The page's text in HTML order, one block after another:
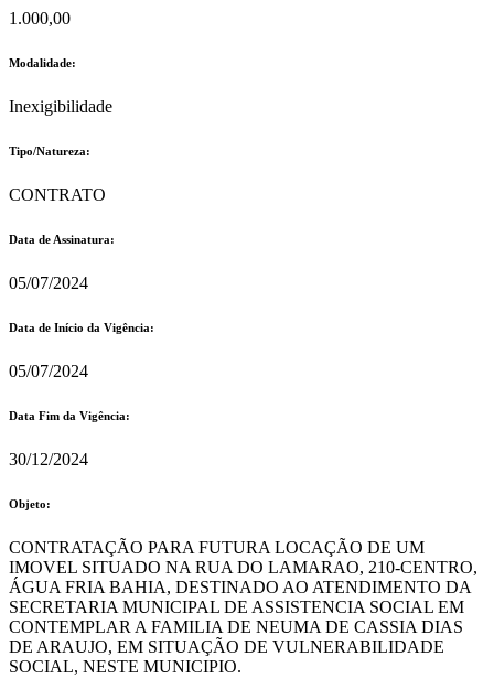
1.000,00
Modalidade:
Inexigibilidade
Tipo/Natureza:
CONTRATO
Data de Assinatura:
05/07/2024
Data de Início da Vigência:
05/07/2024
Data Fim da Vigência:
30/12/2024
Objeto:
CONTRATAÇÃO PARA FUTURA LOCAÇÃO DE UM
IMOVEL SITUADO NA RUA DO LAMARAO, 210-CENTRO,
ÁGUA FRIA BAHIA, DESTINADO AO ATENDIMENTO DA
SECRETARIA MUNICIPAL DE ASSISTENCIA SOCIAL EM
CONTEMPLAR A FAMILIA DE NEUMA DE CASSIA DIAS
DE ARAUJO, EM SITUAÇÃO DE VULNERABILIDADE
SOCIAL, NESTE MUNICIPIO.